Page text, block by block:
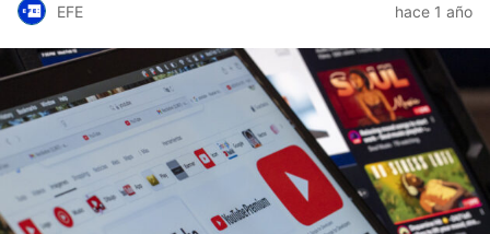
EFE hace 1 año